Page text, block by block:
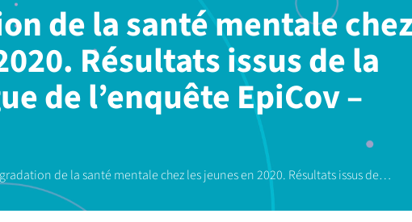
de la santé mentale
Résultats issus de la
de l’enquête EpiCov –
de la santé mentale chez les jeunes en 2020. Résultats issus de…